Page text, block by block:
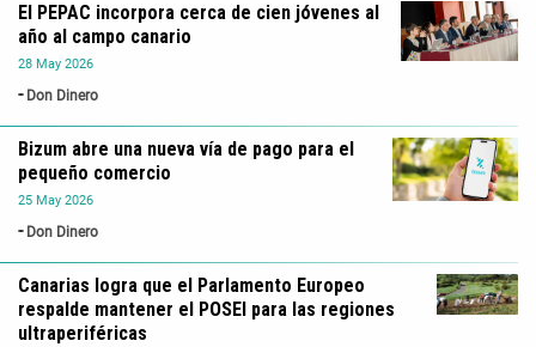
28 May 2026
Don Dinero
El PEPAC incorpora cerca de cien jóvenes al
año al campo canario
25 May 2026
Don Dinero
Bizum abre una nueva vía de pago para el
pequeño comercio
Canarias logra que el Parlamento Europeo
respalde mantener el POSEI para las regiones
ultraperiféricas